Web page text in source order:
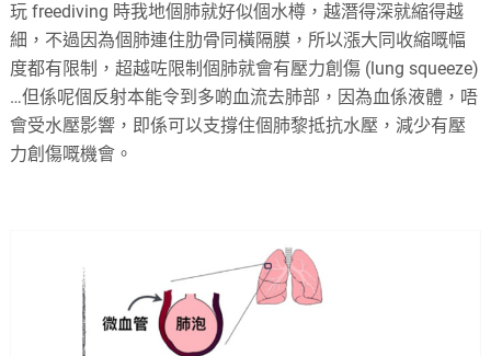
玩 freediving 時我地個肺就好似個水樽，越潛得深就縮得越
細，不過因為個肺連住肋骨同橫隔膜，所以漲大同收縮嘅幅
度都有限制，超越咗限制個肺就會有壓力創傷 (lung squeeze)
…但係呢個反射本能令到多啲血流去肺部，因為血係液體，唔
會受水壓影響，即係可以支撐住個肺黎抵抗水壓，減少有壓
力創傷嘅機會。